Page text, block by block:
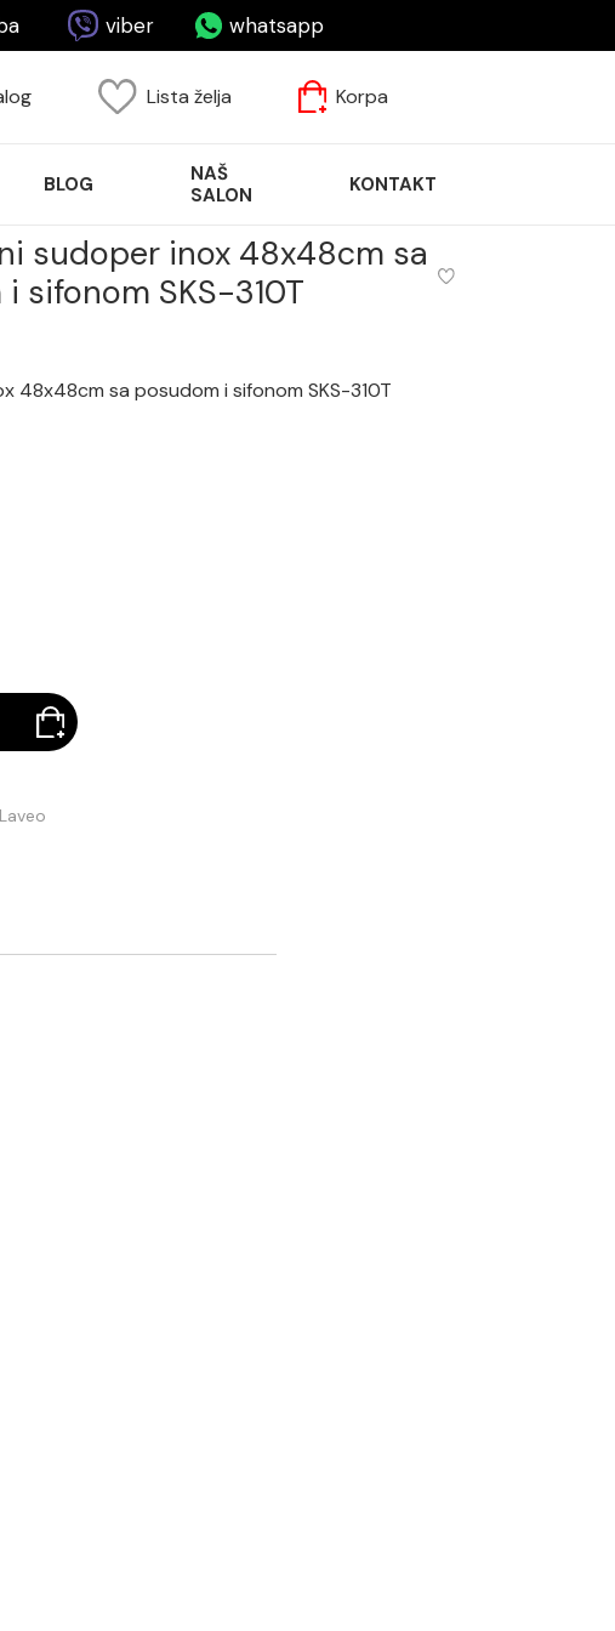
viber whatsapp
Lista želja Korpa
BLOG
NAŠ
SALON
KONTAKT
sudoper inox 48x48cm sa
sifonom SKS-310T
48x48cm sa posudom i sifonom SKS-310T
Laveo